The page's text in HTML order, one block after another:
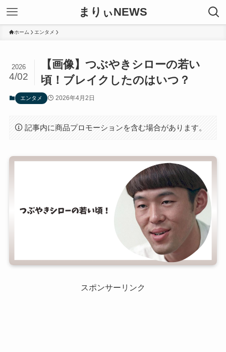
まりぃNEWS
ホーム エンタメ
【画像】つぶやきシローの若い
頃！ブレイクしたのはいつ？
2026
4/02
エンタメ 2026年4月2日
記事内に商品プロモーションを含む場合があります。
スポンサーリンク